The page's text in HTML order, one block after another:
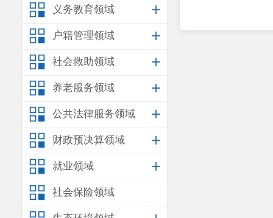
义务教育领域
户籍管理领域
社会救助领域
养老服务领域
公共法律服务领域
财政预决算领域
就业领域
社会保险领域